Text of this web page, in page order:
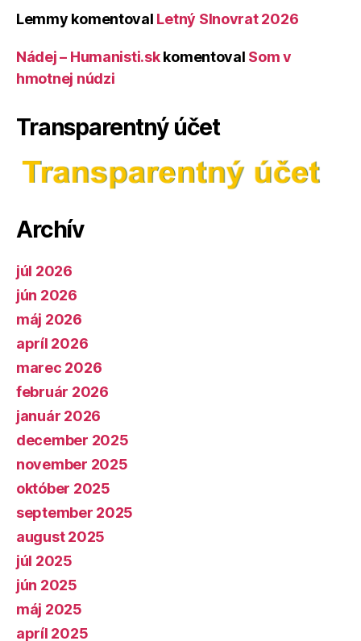
Lemmy komentoval Letný Slnovrat 2026
Nádej – Humanisti.skkomentoval Som v
hmotnej núdzi
Transparentný účet
Archív
júl 2026
jún 2026
máj 2026
apríl 2026
marec 2026
február 2026
január 2026
december 2025
november 2025
október 2025
september 2025
august 2025
júl 2025
jún 2025
máj 2025
apríl 2025